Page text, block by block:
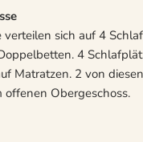
verteilen sich auf 4
4
Matratzen. 2 von
offenen Obergeschoss.